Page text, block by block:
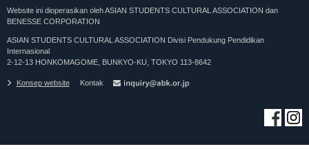
Website ini dioperasikan oleh ASIAN STUDENTS CULTURAL ASSOCIATION dan
BENESSE CORPORATION
ASIAN STUDENTS CULTURAL ASSOCIATION Divisi Pendukung Pendidikan
Internasional
2-12-13 HONKOMAGOME, BUNKYO-KU, TOKYO 113-8642
Konsep website Kontak